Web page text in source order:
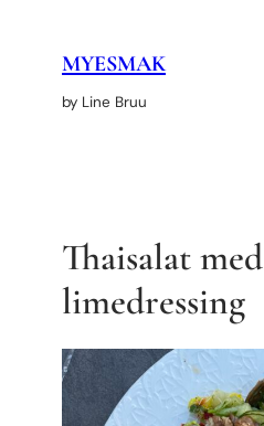
innholdMYESMAK
by Line Bruu
Thaisalat med
limedressing